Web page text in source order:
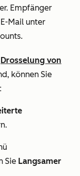
Empfänger
Mail unter
Drosselung von
können Sie
Sie Langsamer